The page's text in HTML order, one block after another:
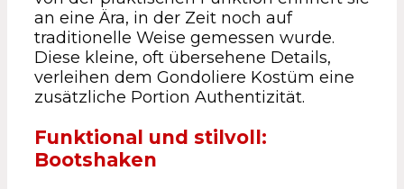
an eine Ära, in der Zeit noch auf
traditionelle Weise gemessen wurde.
Diese kleine, oft übersehene Details,
verleihen dem Gondoliere Kostüm eine
zusätzliche Portion Authentizität.
Funktional und stilvoll:
Bootshaken